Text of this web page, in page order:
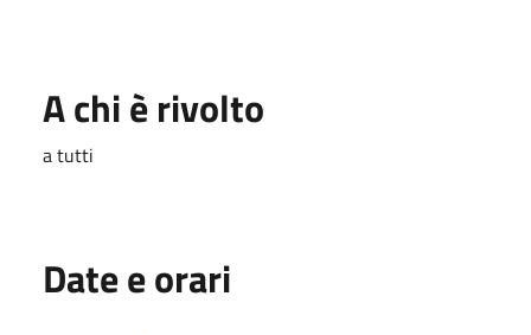
A chi è rivolto
a tutti
Date e orari